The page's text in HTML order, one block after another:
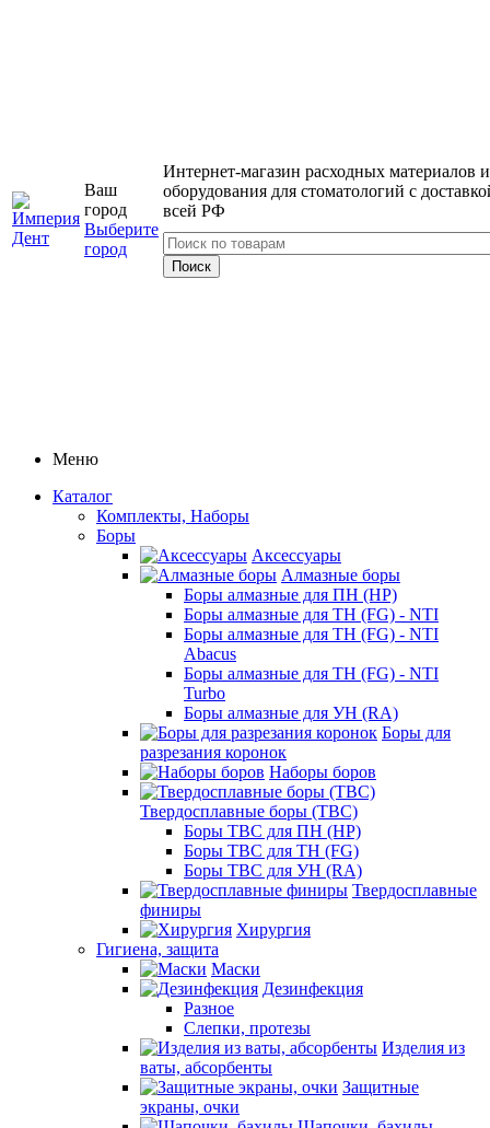
Ваш
город
Выберите
город
Интернет-магазин расходных материалов и
оборудования для стоматологий с
всей РФ
Меню
Каталог
Комплекты, Наборы
Боры
Аксессуары
Алмазные боры
Боры алмазные для ПН (HP)
Боры алмазные для ТН (FG) - NTI
Боры алмазные для ТН (FG) - NTI
Abacus
Боры алмазные для ТН (FG) - NTI
Turbo
Боры алмазные для УН (RA)
Боры для
разрезания коронок
Наборы боров
Твердосплавные боры (ТВС)
Боры ТВС для ПН (HP)
Боры ТВС для ТН (FG)
Боры ТВС для УН (RA)
Твердосплавные
финиры
Хирургия
Гигиена, защита
Маски
Дезинфекция
Разное
Слепки, протезы
Изделия из
ваты, абсорбенты
Защитные
экраны, очки